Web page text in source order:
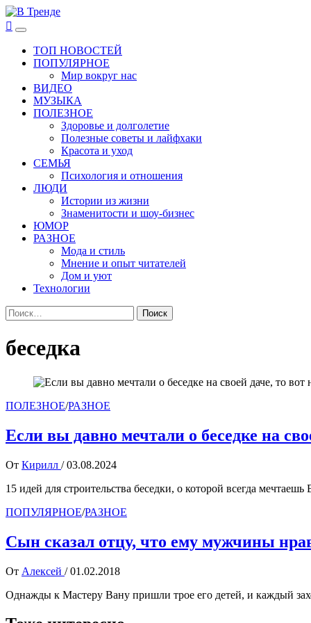
Перейти
к
содержимому
В Тренде
Самые свежие новости интернета
Основное
менюТОП НОВОСТЕЙ
ПОПУЛЯРНОЕ
Мир вокруг нас
ВИДЕО
МУЗЫКА
ПОЛЕЗНОЕ
Здоровье и долголетие
Полезные советы и лайфхаки
Красота и уход
СЕМЬЯ
Психология и отношения
ЛЮДИ
Истории из жизни
Знаменитости и шоу-бизнес
ЮМОР
РАЗНОЕ
Мода и стиль
Мнение и опыт читателей
Дом и уют
Технологии
Найти:
беседка
ПОЛЕЗНОЕ/РАЗНОЕ
Если вы давно мечтали о беседке на
От Кирилл / 03.08.2024
15 идей для строительства беседки, о которой всегда мечтаешь
ПОПУЛЯРНОЕ/РАЗНОЕ
Сын сказал отцу, что ему мужчины
От Алексей / 01.02.2018
Однажды к Мастеру Вану пришли трое его детей, и каждый